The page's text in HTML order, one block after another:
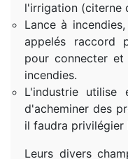
l'irrigation (citerne
Lance à
appelés raccord
pour connecter et
incendies.
L'industrie utilise
d'acheminer des
il faudra privilégier
Leurs divers